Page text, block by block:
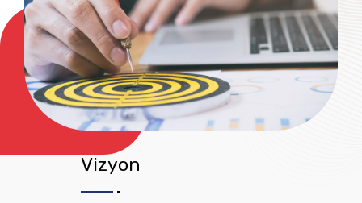
Vizyon